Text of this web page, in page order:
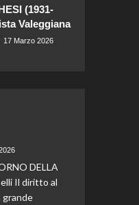
1946
(1931-
Valeggiana
17 Marzo 2026
DELLA
Il diritto al
grande